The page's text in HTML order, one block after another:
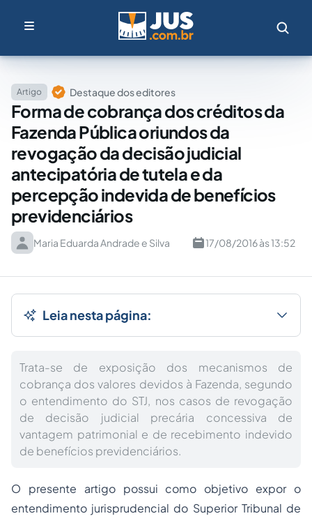
Artigo Destaque dos editores
Forma de cobrança dos créditos da
Fazenda Pública oriundos da
revogação da decisão judicial
antecipatória de tutela e da
percepção indevida de benefícios
previdenciários
Maria Eduarda Andrade e Silva 17/08/2016 às 13:52
Leia nesta página:
Trata-se de exposição dos mecanismos de
cobrança dos valores devidos à Fazenda, segundo
o entendimento do STJ, nos casos de revogação
de decisão judicial precária concessiva de
vantagem patrimonial e de recebimento indevido
de benefícios previdenciários.
O presente artigo possui como objetivo expor o
entendimento jurisprudencial do Superior Tribunal de